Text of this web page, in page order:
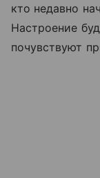
кто недавно
Настроение
почувствуют